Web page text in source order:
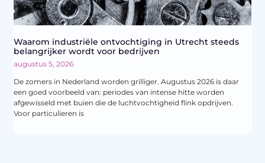
Waarom industriële ontvochtiging in Utrecht steeds
belangrijker wordt voor bedrijven
augustus 5, 2026
De zomers in Nederland worden grilliger. Augustus 2026 is daar
een goed voorbeeld van: periodes van intense hitte worden
afgewisseld met buien die de luchtvochtigheid flink opdrijven.
Voor particulieren is